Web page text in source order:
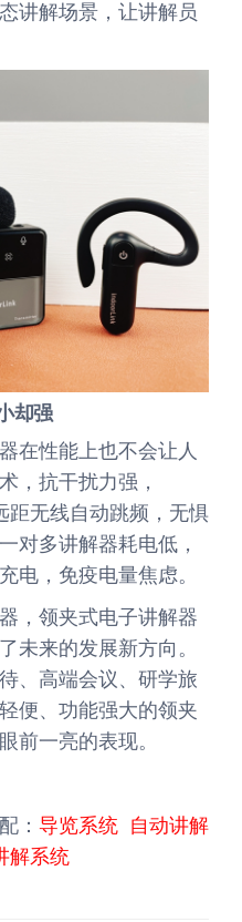
讲解场景，让讲解员
却强
在性能上也不会让人
，抗干扰力强，
距无线自动跳频，无惧
对多讲解器耗电低，
电，免疫电量焦虑。
，领夹式电子讲解器
未来的发展新方向。
、高端会议、研学旅
便、功能强大的领夹
前一亮的表现。
： 导览系统 自动讲解
解系统